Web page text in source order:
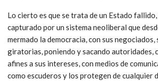
Lo cierto es que se trata de un Estado
capturado por un sistema neoliberal que
mermado la democracia, con sus negociados,
giratorias, poniendo y sacando autoridades,
afines a sus intereses, con medios de
como escuderos y los protegen de cualquier